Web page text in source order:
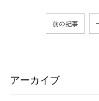
アーカイブ
前の記事